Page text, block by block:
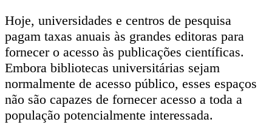
Hoje, universidades e centros de pesquisa
pagam taxas anuais às grandes editoras para
fornecer o acesso às publicações científicas.
Embora bibliotecas universitárias sejam
normalmente de acesso público, esses espaços
não são capazes de fornecer acesso a toda a
população potencialmente interessada.